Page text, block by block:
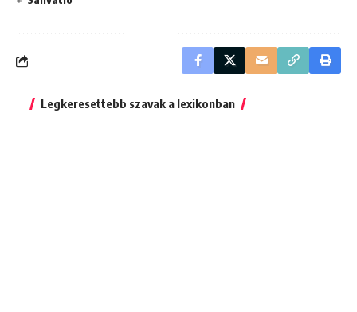
Legkeresettebb szavak a lexikonban